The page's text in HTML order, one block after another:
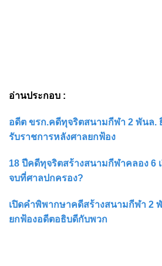
อ่านประกอบ :
อดีต ขรก.คดีทุจริตสนามกีฬา 2 พันล.
รับราชการหลังศาลยกฟ้อง
18 ปีคดีทุจริตสร้างสนามกีฬาคลอง 6
จบที่ศาลปกครอง?
เปิดคำพิพากษาคดีสร้างสนามกีฬา 2
ยกฟ้องอดีตอธิบดีกับพวก